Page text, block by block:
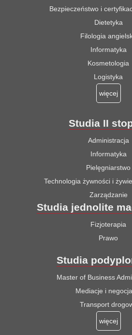
Bezpieczeństwo i
Dietetyka
Filologia
Informatyka
Kosmetologia
Logistyka
więcej
Studia II
Administracja
Informatyka
Pielęgniarstwo
Technologia żywności i
Zarządzanie
Studia jednolite
Fizjoterapia
Prawo
Studia
Master of Business
Mediacje i
Transport
więcej